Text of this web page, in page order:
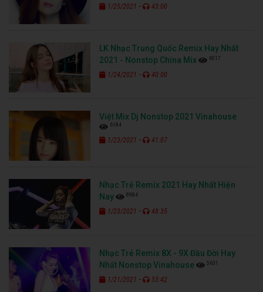
1/25/2021 - 43:00
LK Nhạc Trung Quốc Remix Hay Nhất
2021 - Nonstop China Mix
6517
1/24/2021 - 40:00
Việt Mix Dj Nonstop 2021 Vinahouse
6184
1/23/2021 - 41:07
Nhạc Trẻ Remix 2021 Hay Nhất Hiện
Nay
8984
1/23/2021 - 48:35
Nhạc Trẻ Remix 8X - 9X Đầu Đời Hay
Nhất Nonstop Vinahouse
5631
1/21/2021 - 53:42